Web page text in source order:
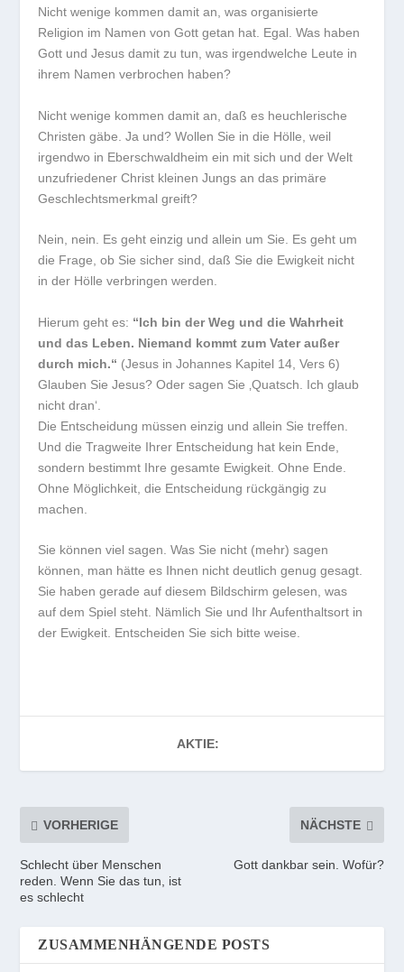
Nicht wenige kommen damit an, was organisierte
Religion im Namen von Gott getan hat. Egal. Was haben
Gott und Jesus damit zu tun, was irgendwelche Leute in
ihrem Namen verbrochen haben?
Nicht wenige kommen damit an, daß es heuchlerische
Christen gäbe. Ja und? Wollen Sie in die Hölle, weil
irgendwo in Eberschwaldheim ein mit sich und der Welt
unzufriedener Christ kleinen Jungs an das primäre
Geschlechtsmerkmal greift?
Nein, nein. Es geht einzig und allein um Sie. Es geht um
die Frage, ob Sie sicher sind, daß Sie die Ewigkeit nicht
in der Hölle verbringen werden.
Hierum geht es: “Ich bin der Weg und die Wahrheit
und das Leben. Niemand kommt zum Vater außer
durch mich.“ (Jesus in Johannes Kapitel 14, Vers 6)
Glauben Sie Jesus? Oder sagen Sie ‚Quatsch. Ich glaub
nicht dran‘.
Die Entscheidung müssen einzig und allein Sie treffen.
Und die Tragweite Ihrer Entscheidung hat kein Ende,
sondern bestimmt Ihre gesamte Ewigkeit. Ohne Ende.
Ohne Möglichkeit, die Entscheidung rückgängig zu
machen.
Sie können viel sagen. Was Sie nicht (mehr) sagen
können, man hätte es Ihnen nicht deutlich genug gesagt.
Sie haben gerade auf diesem Bildschirm gelesen, was
auf dem Spiel steht. Nämlich Sie und Ihr Aufenthaltsort in
der Ewigkeit. Entscheiden Sie sich bitte weise.
AKTIE:
VORHERIGE
Schlecht über Menschen
reden. Wenn Sie das tun, ist
es schlecht
NÄCHSTE
Gott dankbar sein. Wofür?
ZUSAMMENHÄNGENDE POSTS